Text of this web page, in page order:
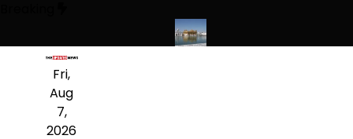
content
Fri,
Aug
7,
2026